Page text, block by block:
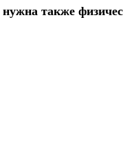
нужна также